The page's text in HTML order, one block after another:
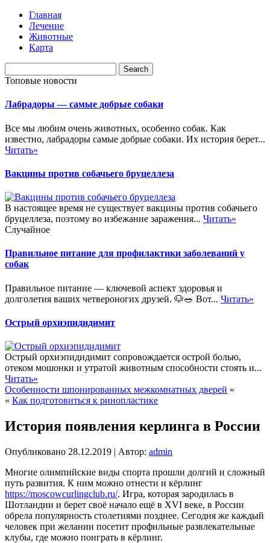
Главная
Лечение
Животные
Карта
Топовые новости
Лабрадоры — самые добрые собаки
Все мы любим очень животных, особенно собак. Как
известно, лабрадоры самые добрые собаки. Их история берет...
Читать»
Вакцины против собачьего бруцеллеза
В настоящее время не существует вакцины против собачьего
бруцеллеза, поэтому во избежание заражения... Читать»
Случайное
Правильное питание для профилактики заболеваний у
собак
Правильное питание — ключевой аспект здоровья и
долголетия ваших четвероногих друзей. 🐶🥗 Вот... Читать»
Острый орхиэпидидимит
Острый орхиэпидидимит сопровождается острой болью,
отеком мошонки и утратой животным способности стоять и...
Читать»
Особенности шпонированных межкомнатных дверей »
« Как подготовиться к ринопластике
История появления керлинга в России
Опубликовано 28.12.2019 | Автор: admin
Многие олимпийские виды спорта прошли долгий и сложный
путь развития. К ним можно отнести и кёрлинг
https://moscowcurlingclub.ru/. Игра, которая зародилась в
Шотландии и берет своё начало ещё в XVI веке, в России
обрела популярность столетиями позднее. Сегодня же каждый
человек при желании посетит профильные развлекательные
клубы, где можно поиграть в кёрлинг.